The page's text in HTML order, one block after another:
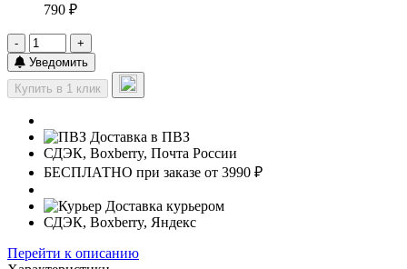
790 ₽
-
+
Уведомить
Купить в 1 клик
Доставка в ПВЗ
СДЭК, Boxberry, Почта России
БЕСПЛАТНО при заказе от 3990 ₽
Доставка курьером
СДЭК, Boxberry, Яндекс
Перейти к описанию